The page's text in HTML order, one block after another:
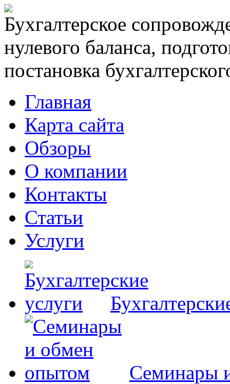
Бухгалтерское
нулевого баланса,
постановка
Главная
Карта сайта
Обзоры
О компании
Контакты
Статьи
Услуги
Семинары